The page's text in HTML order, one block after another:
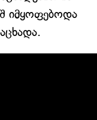
იმყოფებოდა